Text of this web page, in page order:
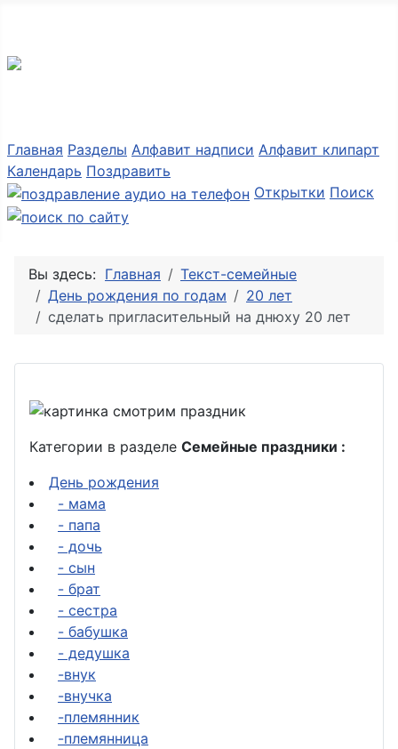
Главная Разделы Алфавит надписи Алфавит клипарт
Календарь Поздравить
Открытки Поиск
Вы здесь: Главная
Текст-семейные
День рождения по годам
20 лет
сделать пригласительный на днюху 20 лет
Категории в разделе Семейные праздники :
День рождения
- мама
- папа
- дочь
- сын
- брат
- сестра
- бабушка
- дедушка
-внук
-внучка
-племянник
-племянница